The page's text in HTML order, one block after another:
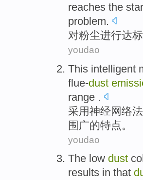
reaches the
problem.
对粉尘进行达
youdao
This intelligent
flue-dust
range .
采用神经网络法
围广的特点。
youdao
The low dust
results in that